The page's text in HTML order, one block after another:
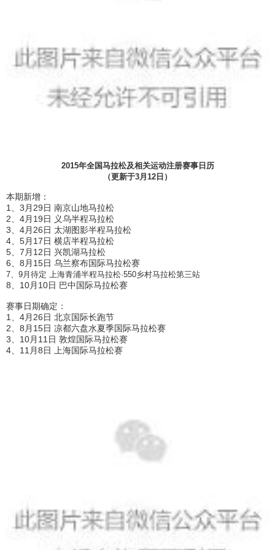
2015年全国马拉松及相关运动注册赛事日历
（更新于3月12日）
本期新增：
1、3月29日 南京山地马拉松
2、4月19日 义乌半程马拉松
3、4月26日 太湖图影半程马拉松
4、5月17日 横店半程马拉松
5、7月12日 兴凯湖马拉松
6、8月15日 乌兰察布国际马拉松赛
7、9月待定 上海青浦半程马拉松·550乡村马拉松第三站
8、10月10日 巴中国际马拉松赛
赛事日期确定：
1、4月26日 北京国际长跑节
2、8月15日 凉都六盘水夏季国际马拉松赛
3、10月11日 敦煌国际马拉松赛
4、11月8日 上海国际马拉松赛